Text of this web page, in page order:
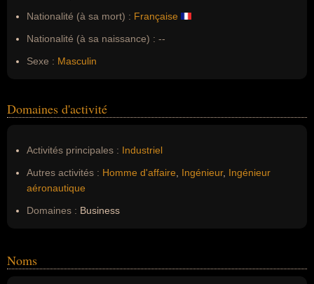
Nationalité (à sa mort) : Française
Nationalité (à sa naissance) : --
Sexe : Masculin
Domaines d'activité
Activités principales : Industriel
Autres activités : Homme d'affaire Ingénieur, Ingénieur
aéronautique
Domaines : Business
Noms